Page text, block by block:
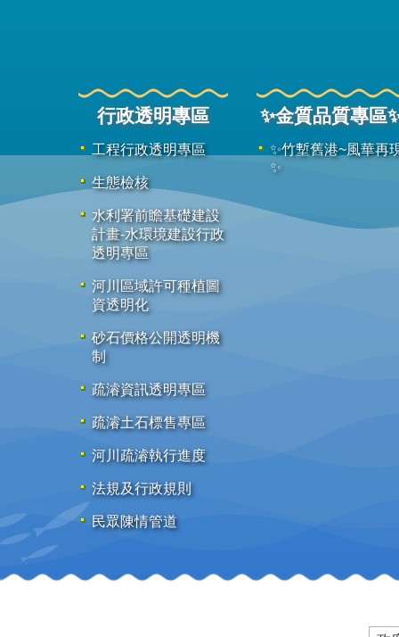
行政透明專區
工程行政透明專區
生態檢核
水利署前瞻基礎建設
計畫-水環境建設行政
透明專區
河川區域許可種植圖
資透明化
砂石價格公開透明機
制
疏濬資訊透明專區
疏濬土石標售專區
河川疏濬執行進度
法規及行政規則
民眾陳情管道
✨金質品質專區
✨竹塹舊港~風華再
✨